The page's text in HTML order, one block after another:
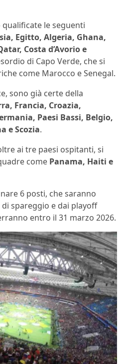
qualificate le seguenti
Egitto, Algeria, Ghana,
Costa d’Avorio e
di Capo Verde, che si
come Marocco e Senegal.
sono già certe della
Francia, Croazia,
Paesi Bassi, Belgio,
e Scozia.
ai tre paesi ospitanti, si
come Panama, Haiti e
6 posti, che saranno
spareggio e dai playoff
entro il 31 marzo 2026.